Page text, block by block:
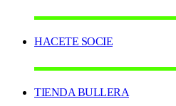
HACETE SOCIE
TIENDA BULLERA